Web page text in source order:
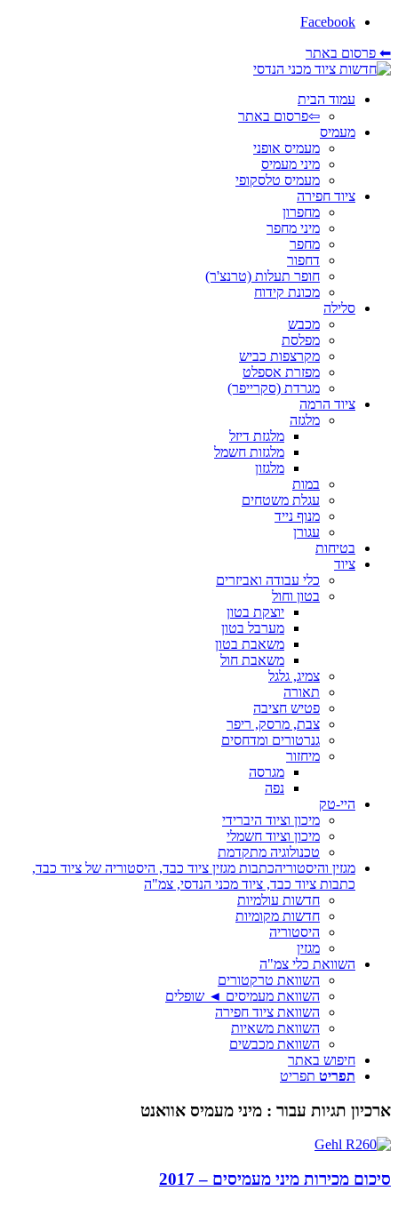
Facebook
⬅ פרסום באתר
עמוד הבית
⇦פרסום באתר
מעמיס
מעמיס אופני
מיני מעמיס
מעמיס טלסקופי
ציוד חפירה
מחפרון
מיני מחפר
מחפר
דחפור
חופר תעלות (טרנצ'ר)
מכונת קידוח
סלילה
מכבש
מפלסת
מקרצפות כביש
מפזרת אספלט
מגרדת (סקרייפר)
ציוד הרמה
מלגזה
מלגזת דיזל
מלגזות חשמל
מלגזון
במות
עגלת משטחים
מנוף נייד
עגורן
בטיחות
ציוד
כלי עבודה ואביזרים
בטון וחול
יוצקת בטון
מערבל בטון
משאבת בטון
משאבת חול
צמיג, גלגל
תאורה
פטיש חציבה
צבת, מרסק, ריפר
גנרטורים ומדחסים
מיחזור
מגרסה
נפה
היי-טק
מיכון וציוד היברידי
מיכון וציוד חשמלי
טכנולוגיה מתקדמת
מגזין והיסטוריהכתבות מגזין ציוד כבד, היסטוריה של ציוד כבד,
כתבות ציוד כבד, ציוד מכני הנדסי, צמ"ה
חדשות עולמיות
חדשות מקומיות
היסטוריה
מגזין
השוואת כלי צמ"ה
השוואת טרקטורים
השוואת מעמיסים ◄ שופלים
השוואת ציוד חפירה
השוואת משאיות
השוואת מכבשים
חיפוש באתר
תפריט תפריט
ארכיון תגיות עבור : מיני מעמיס אוואנט
סיכום מכירות מיני מעמיסים – 2017